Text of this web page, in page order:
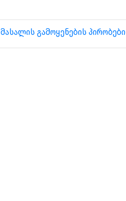
მასალის გამოყენების პირობები